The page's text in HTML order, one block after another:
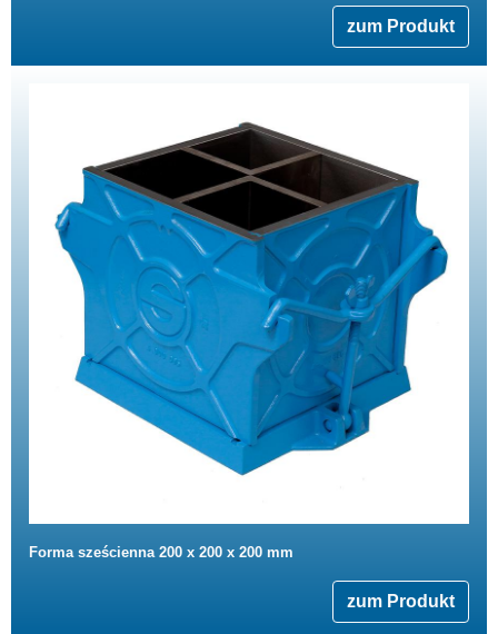
zum Produkt
Forma sześcienna 200 x 200 x 200 mm
zum Produkt